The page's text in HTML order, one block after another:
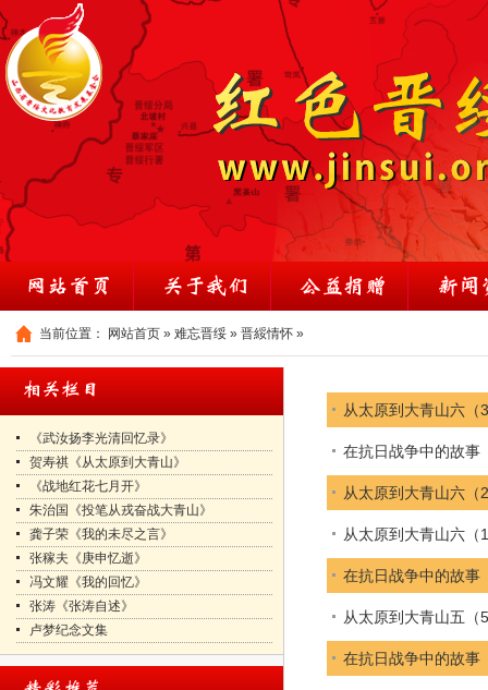
当前位置： 网站首页 » 难忘晋绥 » 晋綏情怀 »
《武汝扬李光清回忆录》
贺寿祺《从太原到大青山》
《战地红花七月开》
朱治国《投笔从戎奋战大青山》
龚子荣《我的未尽之言》
张稼夫《庚申忆逝》
冯文耀《我的回忆》
张涛《张涛自述》
卢梦纪念文集
从太原到大青山六（
在抗日战争中的故事
从太原到大青山六（
从太原到大青山六（
在抗日战争中的故事
从太原到大青山五（
在抗日战争中的故事